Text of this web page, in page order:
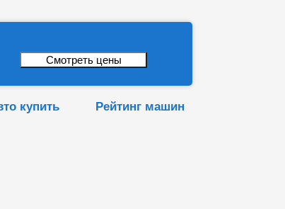
купить Рейтинг машин